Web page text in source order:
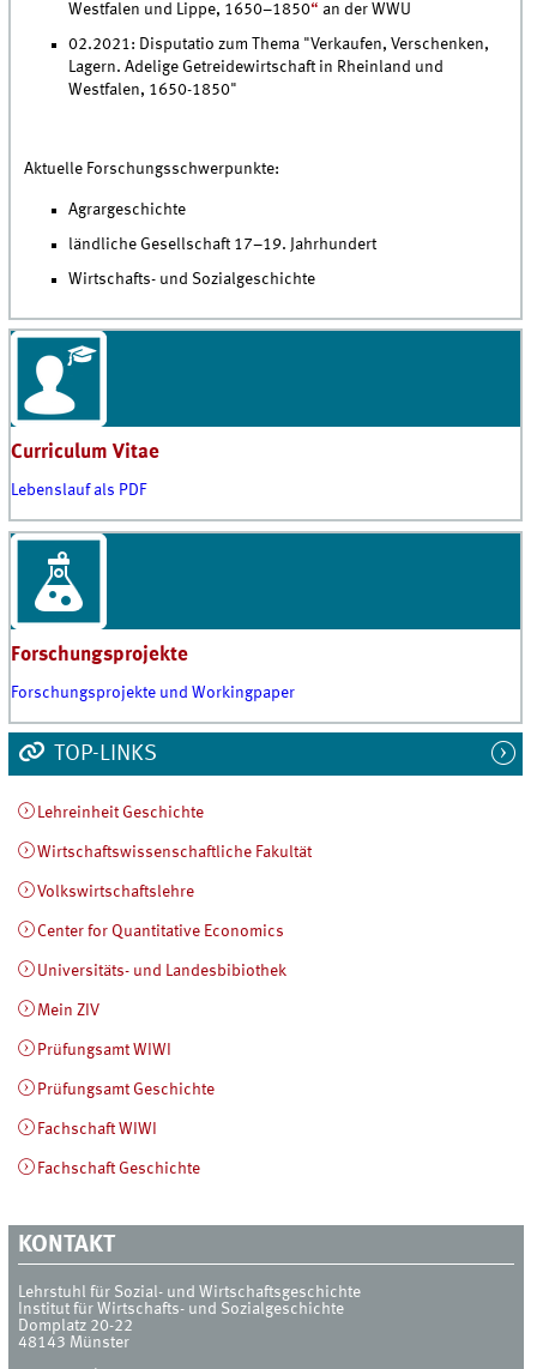
Westfalen und Lippe, 1650–1850“ an der WWU
02.2021: Disputatio zum Thema "Verkaufen, Verschenken,
Lagern. Adelige Getreidewirtschaft in Rheinland und
Westfalen, 1650-1850"
Aktuelle Forschungsschwerpunkte:
Agrargeschichte
ländliche Gesellschaft 17–19. Jahrhundert
Wirtschafts- und Sozialgeschichte
Curriculum Vitae
Lebenslauf als PDF
Forschungsprojekte
Forschungsprojekte und Workingpaper
TOP-LINKS
Lehreinheit Geschichte
Wirtschaftswissenschaftliche Fakultät
Volkswirtschaftslehre
Center for Quantitative Economics
Universitäts- und Landesbibiothek
Mein ZIV
Prüfungsamt WIWI
Prüfungsamt Geschichte
Fachschaft WIWI
Fachschaft Geschichte
KONTAKT
Lehrstuhl für Sozial- und Wirtschaftsgeschichte
Institut für Wirtschafts- und Sozialgeschichte
Domplatz 20-22
48143 Münster